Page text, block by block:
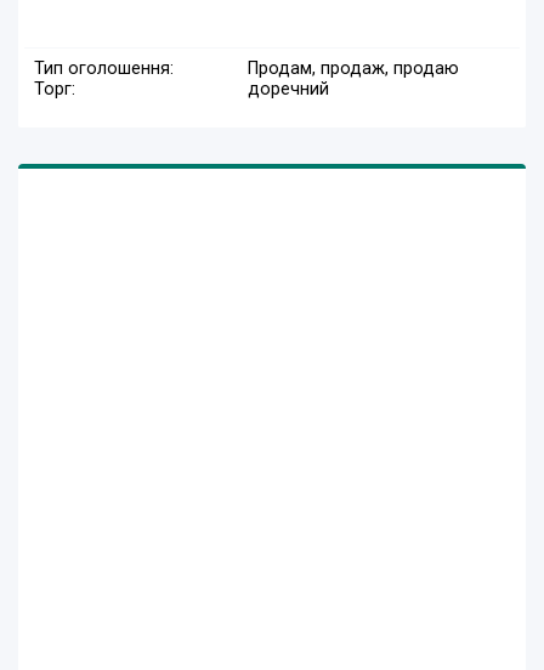
Тип оголошення:
Продам, продаж, продаю
Торг:
доречний